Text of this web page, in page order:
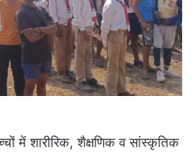
में शारीरिक, शैक्षणिक व सांस्कृतिक